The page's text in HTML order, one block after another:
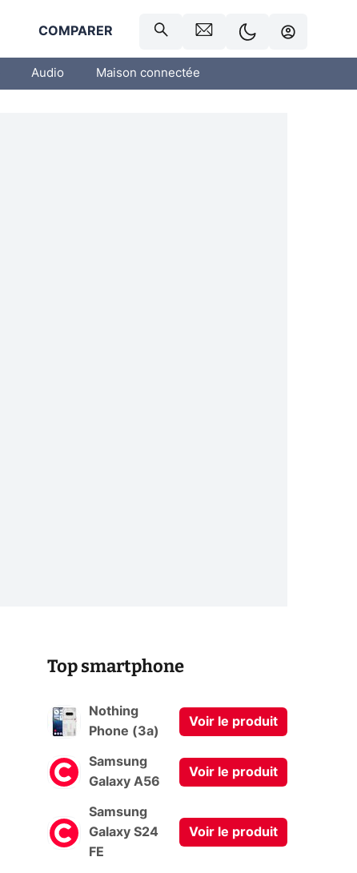
COMPARER
Audio Maison connectée
Top smartphone
Nothing
Phone (3a)
Voir le produit
Samsung
Galaxy A56
Voir le produit
Samsung
Galaxy S24
FE
Voir le produit